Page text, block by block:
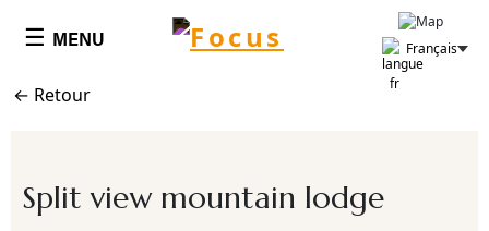
☰ MENU Français
SCÉNOGRAPHIES
← Retour
Split view mountain lodge
Cookies management panel